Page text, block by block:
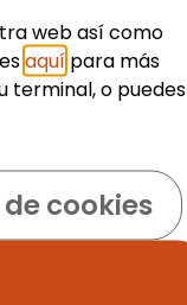
web así como
aquí para más
terminal, o puedes
cookies